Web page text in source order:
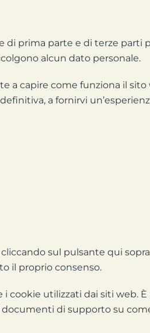
prima parte e di terze parti
alcun dato personale.
capire come funziona il
a fornirvi
sul pulsante qui
il proprio consenso.
cookie utilizzati dai siti web.
di supporto su